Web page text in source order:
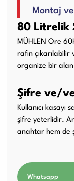
Giyotin
Paketleme
Makinaları
Kullanım
Montaj
80 Litrelik
MÜHLEN Ore
rafın
organize bir alan
Şifre ve/
Kullanıcı
şifre yeterlidir.
anahtar hem de
Whatsapp